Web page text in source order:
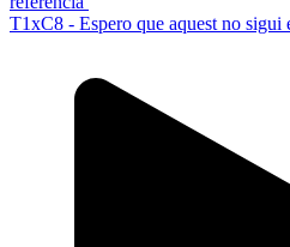
T1xC8 - Espero que aquest no sigui